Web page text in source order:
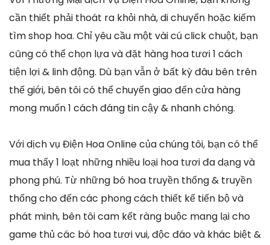
cần thiết phải thoát ra khỏi nhà, di chuyển hoặc kiếm
tìm shop hoa. Chỉ yêu cầu một vài cú click chuột, bạn
cũng có thể chọn lựa và đặt hàng hoa tươi 1 cách
tiện lợi & linh động. Dù bạn vẫn ở bất kỳ đâu bên trên
thế giới, bên tôi có thể chuyển giao đến cửa hàng
mong muốn 1 cách đáng tin cậy & nhanh chóng.
Với dịch vụ Điện Hoa Online của chúng tôi, bạn có thể
mua thấy 1 loạt những nhiều loại hoa tươi đa dạng và
phong phú. Từ những bó hoa truyền thống & truyền
thống cho đến các phong cách thiết kế tiến bộ và
phát minh, bên tôi cam kết ràng buộc mang lại cho
game thủ các bó hoa tươi vui, độc đáo và khác biệt &